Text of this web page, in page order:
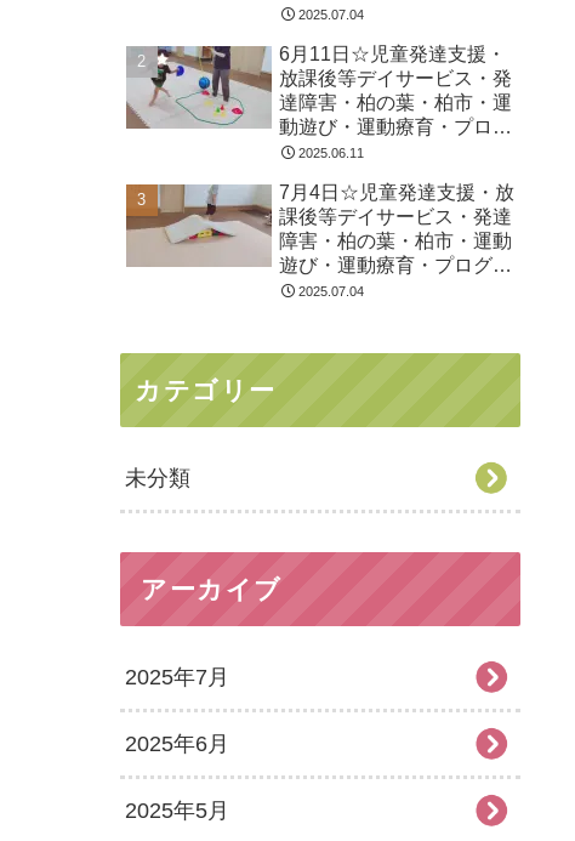
ム・楽しい療育
2025.07.04
6月11日☆児童発達支援・
放課後等デイサービス・発
達障害・柏の葉・柏市・運
動遊び・運動療育・プログ
ラム・楽しい療育
2025.06.11
7月4日☆児童発達支援・放
課後等デイサービス・発達
障害・柏の葉・柏市・運動
遊び・運動療育・プログラ
ム・楽しい療育
2025.07.04
カテゴリー
未分類
アーカイブ
2025年7月
2025年6月
2025年5月